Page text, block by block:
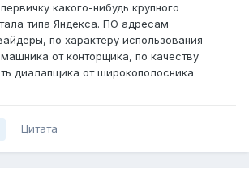
какого-нибудь крупного
типа Яндекса. ПО адресам
по характеру использования
от конторщика, по качеству
диалапщика от широкополосника
Цитата